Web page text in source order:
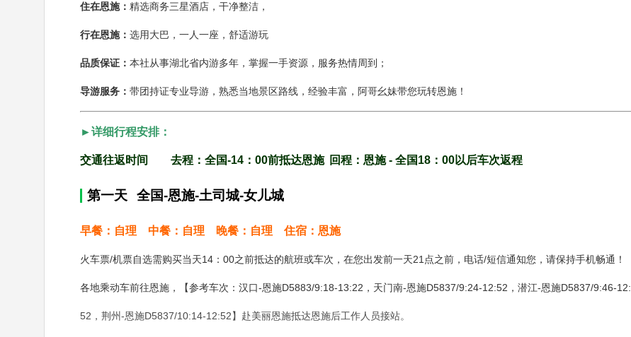
住在恩施： 精选商务三星酒店，干净整洁，
行在恩施： 选用大巴，一人一座，舒适游玩
品质保证： 本社从事湖北省内游多年，掌握一手资源，服务热情周到；
导游服务： 带团持证专业导游，熟悉当地景区路线，经验丰富，阿哥幺妹带您玩转恩施！
►详细行程安排：
交通往返时间 去程：全国-14：00前抵达恩施 回程：恩施 - 全国18：00以后车次返程
第一天 全国-恩施-土司城-女儿城
早餐：自理 中餐：自理 晚餐：自理 住宿：恩施
火车票/机票自选需购买当天14：00之前抵达的航班或车次，在您出发前一天21点之前，电话/短信通知您，请保持手机畅通！
各地乘动车前往恩施，【参考车次：汉口-恩施D5883/9:18-13:22，天门南-恩施D5837/9:24-12:52，潜江-恩施D5837/9:46-12:
52，荆州-恩施D5837/10:14-12:52】赴美丽恩施抵达恩施后工作人员接站。